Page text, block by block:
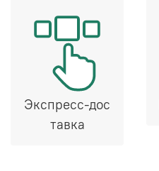
Экспресс-дос
тавка